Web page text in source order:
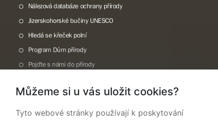
Nálezová databáze ochrany přírody
Jizerskohorské bučiny UNESCO
Hledá se křeček polní
Program Dům přírody
Pojďte s námi do přírody
Rok CHKO pod záštitou České komise pro UNESCO
Můžeme si u vás uložit cookies?
Tyto webové stránky používají k poskytování